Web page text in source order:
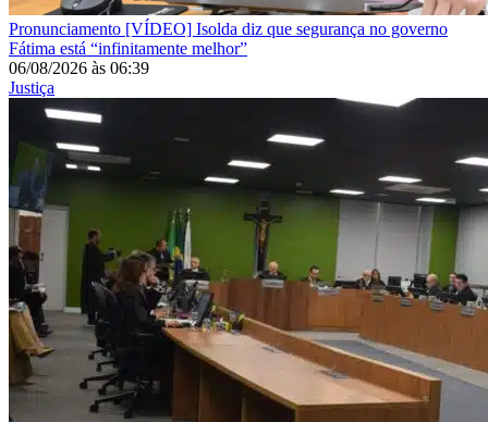
Pronunciamento [VÍDEO] Isolda diz que segurança no governo
Fátima está “infinitamente melhor”
06/08/2026 às 06:39
Justiça